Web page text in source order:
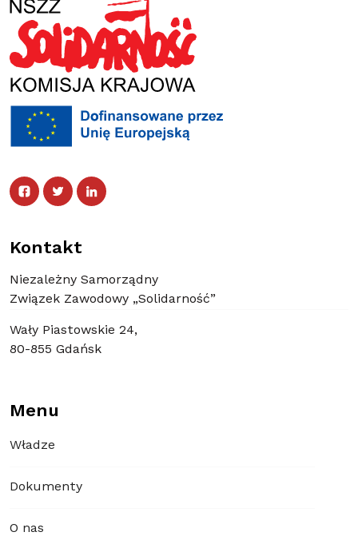
Facebook Facebook
TwitterTwitter
Linked In
Kontakt
Niezależny Samorządny
Związek Zawodowy „Solidarność”
Wały Piastowskie 24,
80-855 Gdańsk
Menu
Władze
Dokumenty
O nas